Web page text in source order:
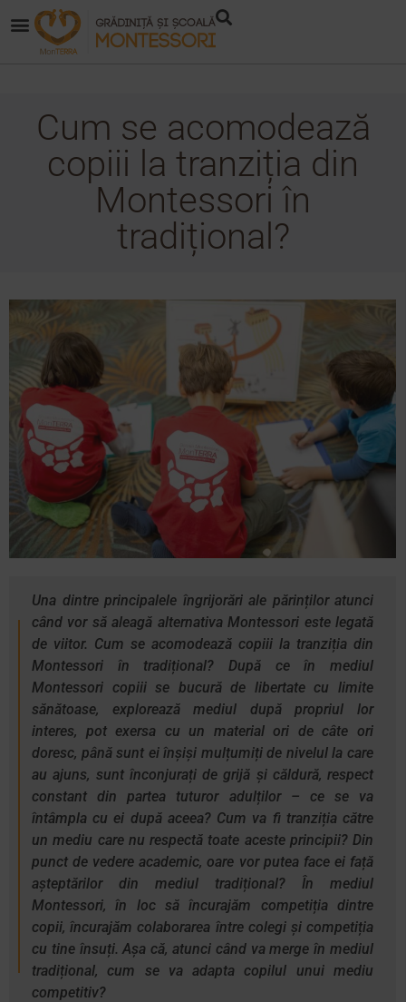
Cum se acomodează
copiii la tranziția din
Montessori în
tradițional?
Una dintre principalele îngrijorări ale părinților atunci
când vor să aleagă alternativa Montessori este legată
de viitor. Cum se acomodează copiii la tranziția din
Montessori în tradițional? După ce în mediul
Montessori copiii se bucură de libertate cu limite
sănătoase, explorează mediul după propriul lor
interes, pot exersa cu un material ori de câte ori
doresc, până sunt ei înșiși mulțumiți de nivelul la care
au ajuns, sunt înconjurați de grijă și căldură, respect
constant din partea tuturor adulților – ce se va
întâmpla cu ei după aceea? Cum va fi tranziția către
un mediu care nu respectă toate aceste principii? Din
punct de vedere academic, oare vor putea face ei față
așteptărilor din mediul tradițional? În mediul
Montessori, în loc să încurajăm competiția dintre
copii, încurajăm colaborarea între colegi și competiția
cu tine însuți. Așa că, atunci când va merge în mediul
tradițional, cum se va adapta copilul unui mediu
competitiv?